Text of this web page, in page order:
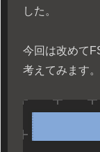
した。
今回は改めて
考えてみます。